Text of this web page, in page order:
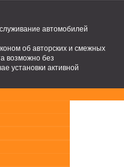
автомобилей
об авторских и смежных
возможно без
установки активной